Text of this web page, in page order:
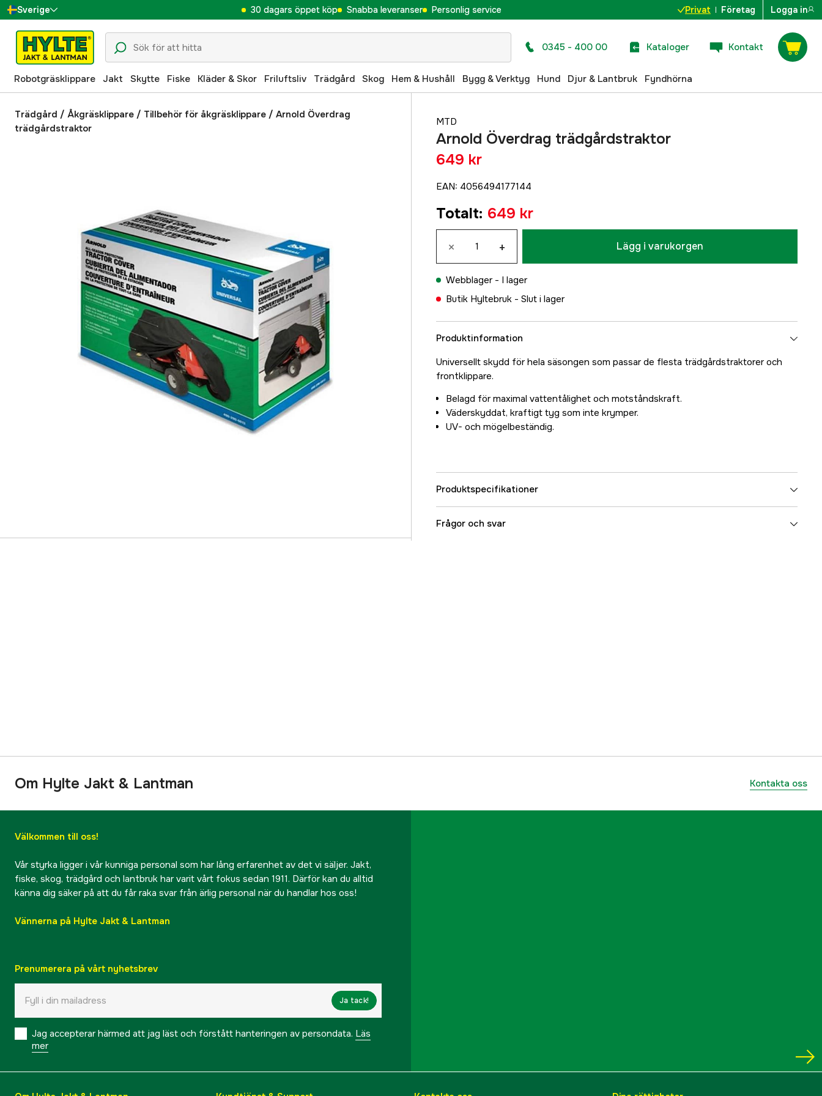
Sverige
Danmark
Suomi
Norge
Deutschland
30 dagars öppet köp Snabba leveranser Personlig service Privat Företag Logga in
0345 - 400 00 Kataloger Kontakt
Robotgräsklippare Jakt Skytte Fiske Kläder & Skor Friluftsliv Trädgård Skog Hem & Hushåll Bygg & Verktyg Hund Djur & Lantbruk Fyndhörna
Trädgård / Åkgräsklippare / Tillbehör för åkgräsklippare / Arnold Överdrag
trädgårdstraktor
MTD
Arnold Överdrag trädgårdstraktor
649 kr
EAN: 4056494177144
Totalt: 649 kr
× + Lägg i varukorgen
Webblager - I lager
Butik Hyltebruk - Slut i lager
Produktinformation
Universellt skydd för hela säsongen som passar de flesta trädgårdstraktorer och
frontklippare.
Belagd för maximal vattentålighet och motståndskraft.
Väderskyddat, kraftigt tyg som inte krymper.
UV- och mögelbeständig.
Produktspecifikationer
Garanti
Frågor och svar
Om Hylte Jakt & Lantman Kontakta oss
Välkommen till oss!
Vår styrka ligger i vår kunniga personal som har lång erfarenhet av det vi säljer. Jakt,
fiske, skog, trädgård och lantbruk har varit vårt fokus sedan 1911. Därför kan du alltid
känna dig säker på att du får raka svar från ärlig personal när du handlar hos oss!
Vännerna på Hylte Jakt & Lantman
Prenumerera på vårt nyhetsbrev
Ja tack!
Jag accepterar härmed att jag läst och förstått hanteringen av persondata. Läs
mer